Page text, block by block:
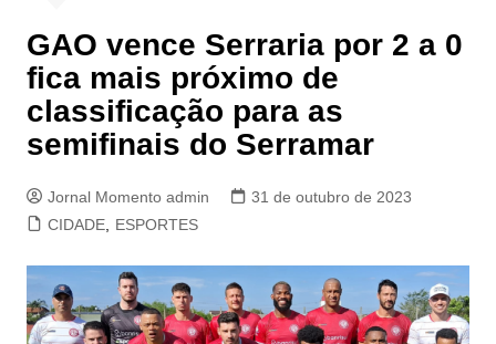
GAO vence Serraria por 2 a 0
fica mais próximo de
classificação para as
semifinais do Serramar
Jornal Momento admin
31 de outubro de 2023
CIDADE, ESPORTES